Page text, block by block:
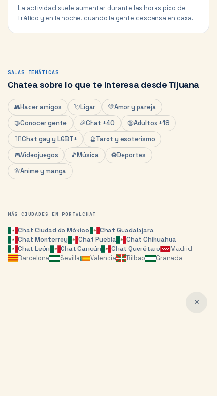
La actividad suele aumentar durante las horas pico de
tráfico y en la noche, cuando la gente descansa en casa.
SALAS TEMÁTICAS
Chatea sobre lo que te interesa desde Tijuana
👥Hacer amigos 💘Ligar 💛Amor y pareja
🤝Conocer gente 🎉Chat +40 🔞Adultos +18
🏳️‍🌈Chat gay y LGBT+ 🔮Tarot y esoterismo
🎮Videojuegos 🎵Música ⚽Deportes
🌸Anime y manga
MÁS CIUDADES EN PORTALCHAT
ChatCiudad de México Chat Guadalajara
ChatMonterrey Chat Puebla Chat Chihuahua
ChatLeón Chat Cancún Chat Querétaro
Madrid
Barcelona
Sevilla Valencia Bilbao Granada
✕